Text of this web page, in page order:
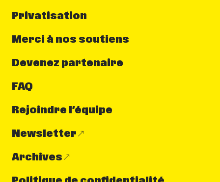
Privatisation
Merci à nos soutiens
Devenez partenaire
FAQ
Rejoindre l’équipe
Newsletter
Archives